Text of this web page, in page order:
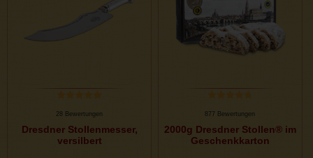
28 Bewertungen
Dresdner Stollenmesser,
versilbert
877 Bewertungen
2000g Dresdner Stollen® im
Geschenkkarton